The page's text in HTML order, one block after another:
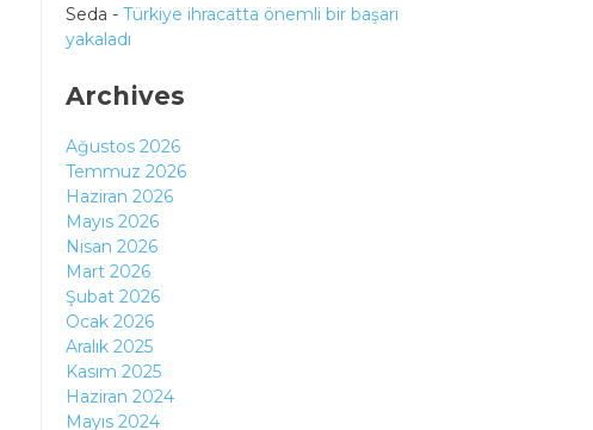
Seda - Türkiye ihracatta önemli bir başarı
yakaladı
Archives
Ağustos 2026
Temmuz 2026
Haziran 2026
Mayıs 2026
Nisan 2026
Mart 2026
Şubat 2026
Ocak 2026
Aralık 2025
Kasım 2025
Haziran 2024
Mayıs 2024